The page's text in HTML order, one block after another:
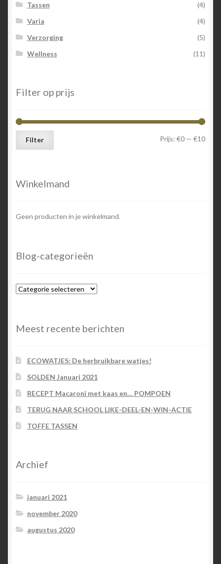
Tassen
(4)
Varia
(4)
Verzorging
(5)
Wellness
(11)
Filter op prijs
Min.
Max.
Filter Prijs: €0 — €10
Winkelmand
Geen producten in je winkelmand.
Blog-categorieën
Blog-
Meest recente berichten
ECOWATJES: De herbruikbare watjes!
SOLDEN Januari 2021
RECEPT Macaroni met kaas en… POMPOEN
TERUG NAAR SCHOOL LIKE-DEEL-EN-WIN-ACTIE
TOFFE TASSEN
Archief
januari 2021
november 2020
augustus 2020